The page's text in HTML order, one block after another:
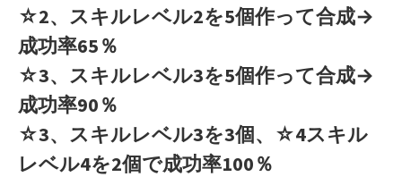
☆2、スキルレベル2を5個作って合成→
成功率65％
☆3、スキルレベル3を5個作って合成→
成功率90％
☆3、スキルレベル3を3個、☆4スキル
レベル4を2個で成功率100％